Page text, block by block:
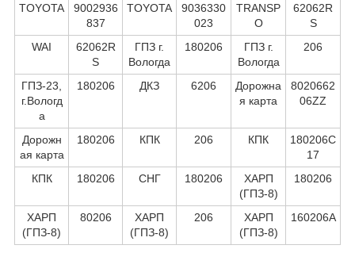
TOYOTA
9002936
837
TOYOTA
9036330
023
TRANSP
O
62062R
S
WAI
62062R
S
ГПЗ г.
Вологда
180206
ГПЗ г.
Вологда
206
ГПЗ-23,
г.Вологд
а
180206 ДКЗ 6206
Дорожна
я карта
8020662
06ZZ
Дорожн
ая карта
180206 КПК 206 КПК
180206С
17
КПК
180206 СНГ 180206
ХАРП
(ГПЗ-8)
180206
ХАРП
(ГПЗ-8)
80206
ХАРП
(ГПЗ-8)
206
ХАРП
(ГПЗ-8)
160206А